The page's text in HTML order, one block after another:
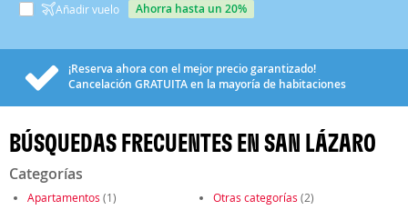
Añadir vuelo ahorra hasta un 20%
¡Reserva ahora con el mejor precio garantizado!
Cancelación GRATUITAen la mayoría de habitaciones
BÚSQUEDAS FRECUENTES EN SAN LÁZARO
Categorías
Apartamentos (1) Otras categorías (2)